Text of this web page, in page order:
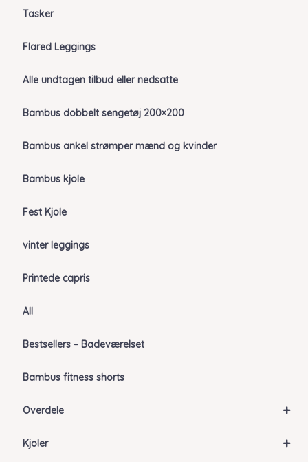
Tasker
Flared Leggings
Alle undtagen tilbud eller nedsatte
Bambus dobbelt sengetøj 200×200
Bambus ankel strømper mænd og kvinder
Bambus kjole
Fest Kjole
vinter leggings
Printede capris
All
Bestsellers – Badeværelset
Bambus fitness shorts
+
Overdele
+
Kjoler